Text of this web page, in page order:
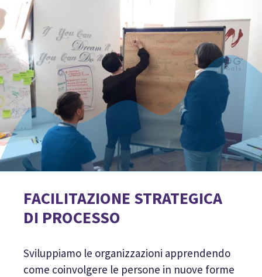
FACILITAZIONE STRATEGICA
DI PROCESSO
Sviluppiamo le organizzazioni apprendendo
come coinvolgere le persone in nuove forme